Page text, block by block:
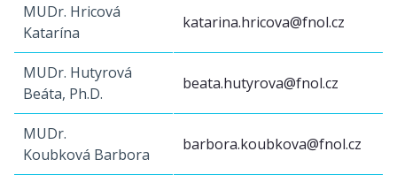
MUDr. Hricová
Katarína
katarina.hricova@fnol.cz
MUDr. Hutyrová
Beáta, Ph.D.
beata.hutyrova@fnol.cz
MUDr.
Koubková Barbora
barbora.koubkova@fnol.cz